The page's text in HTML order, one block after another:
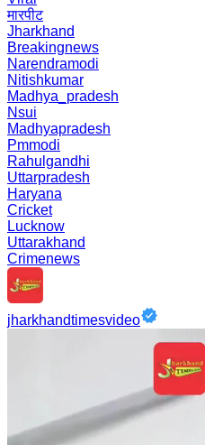
मारपीट
Jharkhand
Breakingnews
Narendramodi
Nitishkumar
Madhya_pradesh
Nsui
Madhyapradesh
Pmmodi
Rahulgandhi
Uttarpradesh
Haryana
Cricket
Lucknow
Uttarakhand
Crimenews
jharkhandtimesvideo